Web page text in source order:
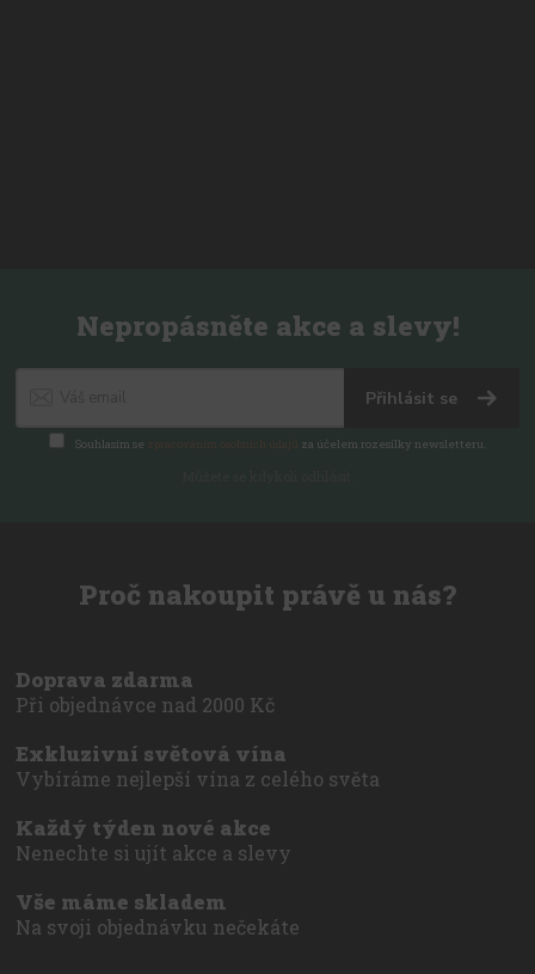
Nepropásněte akce a slevy!
Přihlásit se
Souhlasím se zpracováním osobních údajů za účelem rozesílky newsletteru.
Proč nakoupit právě u nás?
Doprava zdarma
Při objednávce nad 2000 Kč
Exkluzivní světová vína
Vybíráme nejlepší vína z celého světa
Každý týden nové akce
Nenechte si ujít akce a slevy
Vše máme skladem
Na svoji objednávku nečekáte